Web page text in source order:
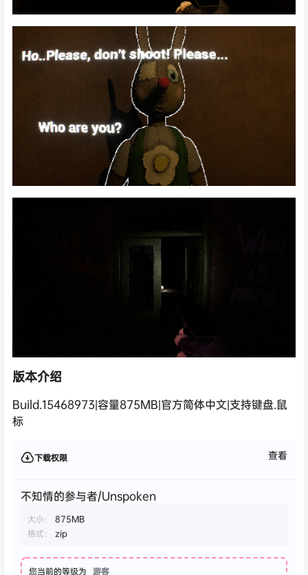
版本介绍
Build.15468973|容量875MB|官方简体中文|支持键盘.鼠
标
下载权限 查看
不知情的参与者/Unspoken
大小：
875MB
格式：
zip
您当前的等级为 游客